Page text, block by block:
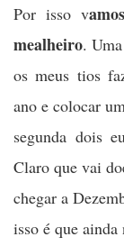
Por isso v
mealheiro.
os meus tios
ano e colocar
segunda dois
Claro que vai
chegar a
isso é que ainda